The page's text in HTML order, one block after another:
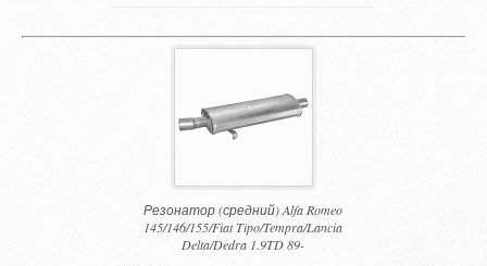
Резонатор (средний) Alfa Romeo
145/146/155/Fiat Tipo/Tempra/Lancia
Delta/Dedra 1.9TD 89-